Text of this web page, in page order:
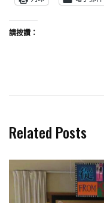
請按讚：
Related Posts